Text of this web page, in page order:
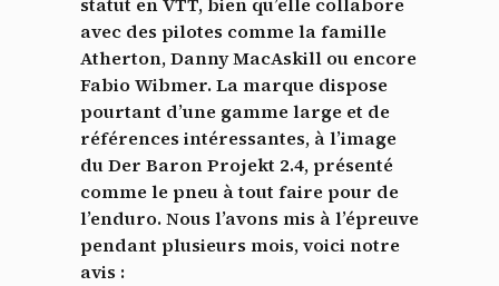
avec des pilotes comme la famille
Atherton, Danny MacAskill ou encore
Fabio Wibmer. La marque dispose
pourtant d’une gamme large et de
références intéressantes, à l’image
du Der Baron Projekt 2.4, présenté
comme le pneu à tout faire pour de
l’enduro.Nous l’avons mis à l’épreuve
pendant plusieurs mois, voici notre
avis :